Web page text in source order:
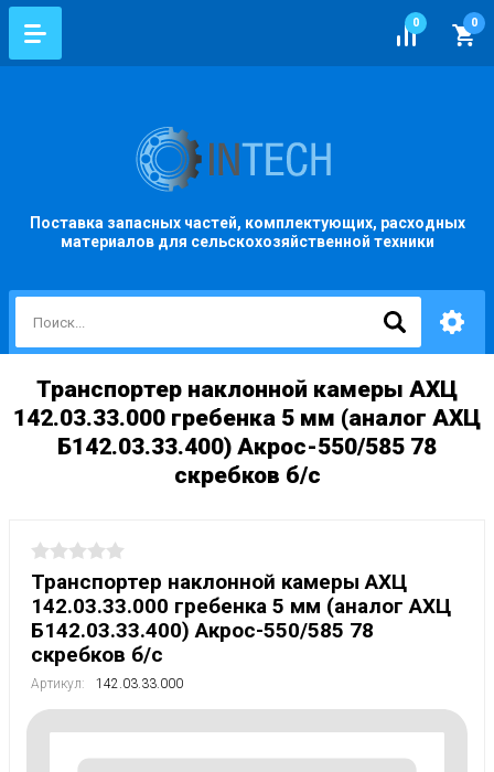
0 0
Поставка запасных частей, комплектующих, расходных
материалов для сельскохозяйственной техники
Транспортер наклонной камеры АХЦ
142.03.33.000 гребенка 5 мм (аналог АХЦ
Б142.03.33.400) Акрос-550/585 78
скребков б/с
Транспортер наклонной камеры АХЦ
142.03.33.000 гребенка 5 мм (аналог АХЦ
Б142.03.33.400) Акрос-550/585 78
скребков б/с
Артикул: 142.03.33.000